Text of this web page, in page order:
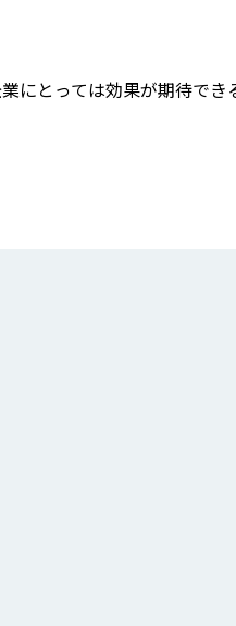
にとっては効果が期待でき